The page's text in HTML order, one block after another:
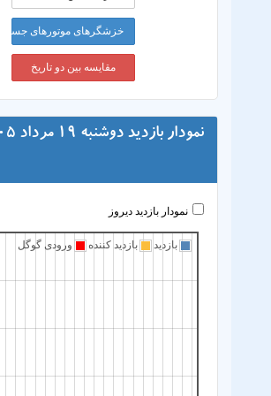
خزشگرهای موتورهای جستجو
مقایسه بین دو تاریخ
نمودار بازدید دوشنبه 19 مرداد 1405
نمودار بازدید دیروز
بازدید
بازدید کننده ورودی گوگل